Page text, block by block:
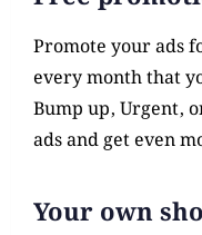
Promote your ads
every month that
Bump up, Urgent,
ads and get even
Your own